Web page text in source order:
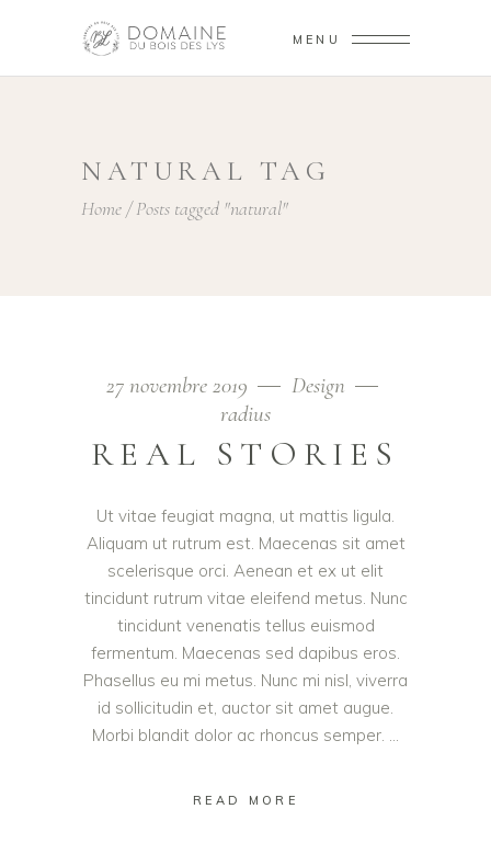
MENU
NATURAL TAG
Home/Posts tagged "natural"
27 novembre 2019
Design
radius
REAL STORIES
Ut vitae feugiat magna, ut mattis ligula.
Aliquam ut rutrum est. Maecenas sit amet
scelerisque orci. Aenean et ex ut elit
tincidunt rutrum vitae eleifend metus. Nunc
tincidunt venenatis tellus euismod
fermentum. Maecenas sed dapibus eros.
Phasellus eu mi metus. Nunc mi nisl, viverra
id sollicitudin et, auctor sit amet augue.
Morbi blandit dolor ac rhoncus semper.
READ MORE